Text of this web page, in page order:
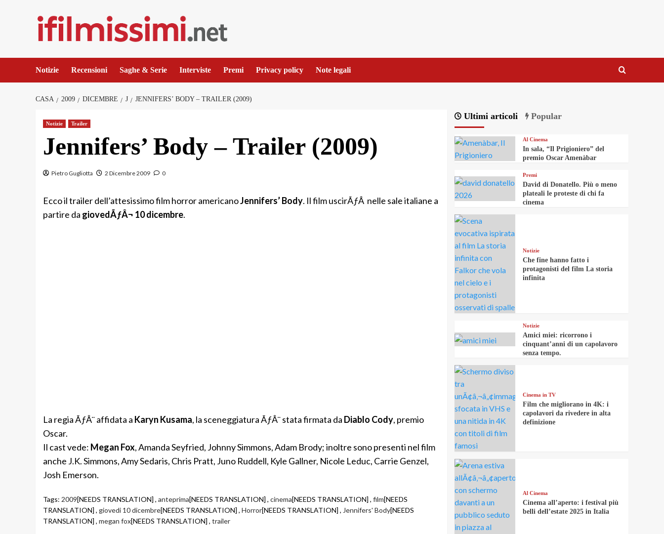
Notizie Recensioni Saghe & Serie Interviste Premi Privacy policy Note legali
CASA 2009 DICEMBRE J JENNIFERS’ BODY – TRAILER (2009)
Notizie Trailer
Jennifers’ Body – Trailer (2009)
Pietro Gugliotta 2 Dicembre 2009 0
Ecco il trailer dell’attesissimo film horror americanoJennifers’ Body. Il film uscirÃƒÂ nelle sale italiane a
partire da giovedÃƒÂ¬ 10 dicembre.
La regia ÃƒÂ¨ affidata a Karyn Kusama, la sceneggiatura ÃƒÂ¨ stata firmata da Diablo Cody, premio
Oscar.
Il cast vede: Megan Fox, Amanda Seyfried, Johnny Simmons, Adam Brody; inoltre sono presenti nel film
anche J.K. Simmons, Amy Sedaris, Chris Pratt, Juno Ruddell, Kyle Gallner, Nicole Leduc, Carrie Genzel,
Josh Emerson.
Tags: 2009[NEEDS TRANSLATION] , anteprima[NEEDS TRANSLATION] , cinema[NEEDS TRANSLATION] , film[NEEDS
TRANSLATION] , giovedi 10 dicembre[NEEDS TRANSLATION] , Horror[NEEDS TRANSLATION] , Jennifers' Body[NEEDS
TRANSLATION] , megan fox[NEEDS TRANSLATION] , trailer
Ultimi articoli Popular
Al Cinema
In sala, “Il Prigioniero” del
premio Oscar Amenàbar
Premi
David di Donatello. Più o meno
plateali le proteste di chi fa
cinema
Notizie
Che fine hanno fatto i
protagonisti del film La storia
infinita
Notizie
Amici miei: ricorrono i
cinquant’anni di un capolavoro
senza tempo.
Cinema in TV
Film che migliorano in 4K: i
capolavori da rivedere in alta
definizione
Al Cinema
Cinema all’aperto: i festival più
belli dell’estate 2025 in Italia